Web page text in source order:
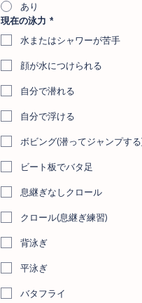
あり
現在の泳力 *
水またはシャワーが苦手
顔が水につけられる
自分で潜れる
自分で浮ける
ボビング(潜ってジャンプす
ビート板でバタ足
息継ぎなしクロール
クロール(息継ぎ練習)
背泳ぎ
平泳ぎ
バタフライ